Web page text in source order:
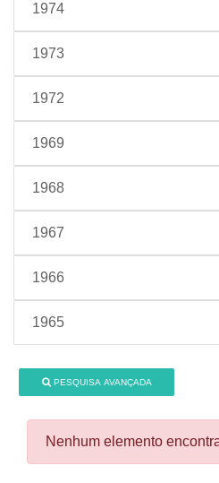
1974
1973
1972
1969
1968
1967
1966
1965
PESQUISA AVANÇADA
Nenhum elemento